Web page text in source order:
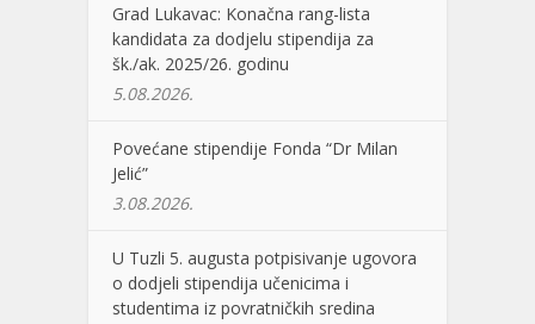
Grad Lukavac: Konačna rang-lista
kandidata za dodjelu stipendija za
šk./ak. 2025/26. godinu
5.08.2026.
Povećane stipendije Fonda “Dr Milan
Jelić”
3.08.2026.
U Tuzli 5. augusta potpisivanje ugovora
o dodjeli stipendija učenicima i
studentima iz povratničkih sredina